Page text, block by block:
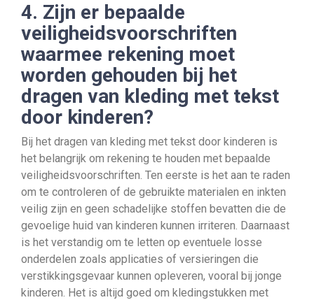
4. Zijn er bepaalde
veiligheidsvoorschriften
waarmee rekening moet
worden gehouden bij het
dragen van kleding met tekst
door kinderen?
Bij het dragen van kleding met tekst door kinderen is
het belangrijk om rekening te houden met bepaalde
veiligheidsvoorschriften. Ten eerste is het aan te raden
om te controleren of de gebruikte materialen en inkten
veilig zijn en geen schadelijke stoffen bevatten die de
gevoelige huid van kinderen kunnen irriteren. Daarnaast
is het verstandig om te letten op eventuele losse
onderdelen zoals applicaties of versieringen die
verstikkingsgevaar kunnen opleveren, vooral bij jonge
kinderen. Het is altijd goed om kledingstukken met